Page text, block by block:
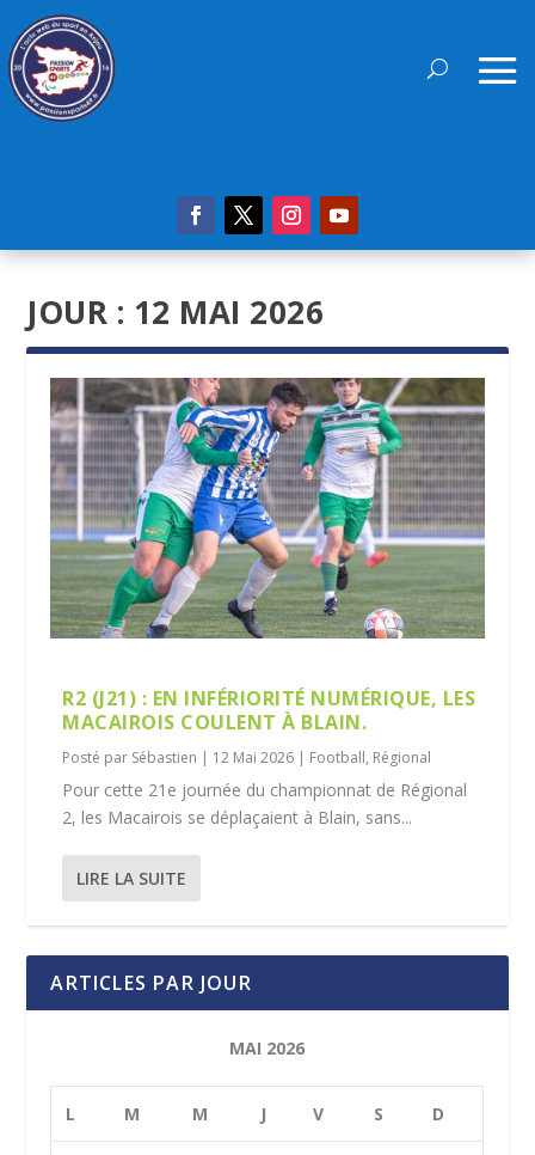
JOUR : 12 MAI 2026
R2 (J21) : EN INFÉRIORITÉ NUMÉRIQUE, LES
MACAIROIS COULENT À BLAIN.
Posté par Sébastien | 12 Mai 2026 | Football, Régional
Pour cette 21e journée du championnat de Régional
2, les Macairois se déplaçaient à Blain, sans...
LIRE LA SUITE
ARTICLES PAR JOUR
MAI 2026
L M M J V S D